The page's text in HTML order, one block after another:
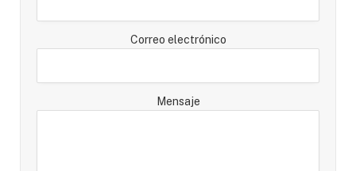
Correo electrónico
Mensaje